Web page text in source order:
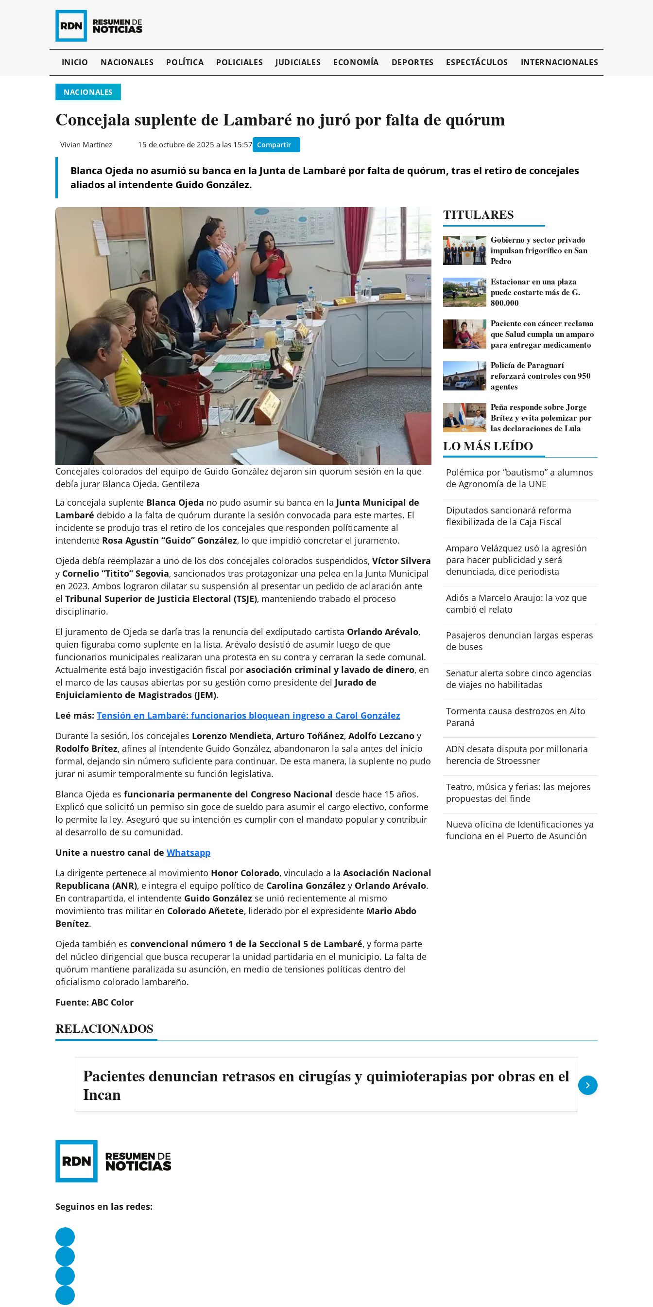
INICIO NACIONALES POLÍTICA POLICIALES JUDICIALES ECONOMÍA DEPORTES ESPECTÁCULOS INTERNACIONALES
NACIONALES
Concejala suplente de Lambaré no juró por falta de quórum
Vivian Martínez 15 de octubre de 2025 a las 15:57 Compartir
Blanca Ojeda no asumió su banca en la Junta de Lambaré por falta de quórum, tras el retiro de concejales
aliados al intendente Guido González.
Concejales colorados del equipo de Guido González dejaron sin quorum sesión en la que
debía jurar Blanca Ojeda. Gentileza
La concejala suplente Blanca Ojeda no pudo asumir su banca en la Junta Municipal de
Lambaré debido a la falta de quórum durante la sesión convocada para este martes. El
incidente se produjo tras el retiro de los concejales que responden políticamente al
intendente Rosa Agustín “Guido” González, lo que impidió concretar el juramento.
Ojeda debía reemplazar a uno de los dos concejales colorados suspendidos, Víctor Silvera
y Cornelio “Titito” Segovia, sancionados tras protagonizar una pelea en la Junta Municipal
en 2023. Ambos lograron dilatar su suspensión al presentar un pedido de aclaración ante
el Tribunal Superior de Justicia Electoral (TSJE), manteniendo trabado el proceso
disciplinario.
El juramento de Ojeda se daría tras la renuncia del exdiputado cartista Orlando Arévalo,
quien figuraba como suplente en la lista. Arévalo desistió de asumir luego de que
funcionarios municipales realizaran una protesta en su contra y cerraran la sede comunal.
Actualmente está bajo investigación fiscal por asociación criminal y lavado de dinero, en
el marco de las causas abiertas por su gestión como presidente del Jurado de
Enjuiciamiento de Magistrados (JEM).
Leé más: Tensión en Lambaré: funcionarios bloquean ingreso a Carol González
Durante la sesión, los concejales Lorenzo Mendieta, Arturo Toñánez, Adolfo Lezcano y
Rodolfo Brítez, afines al intendente Guido González, abandonaron la sala antes del inicio
formal, dejando sin número suficiente para continuar. De esta manera, la suplente no pudo
jurar ni asumir temporalmente su función legislativa.
Blanca Ojeda es funcionaria permanente del Congreso Nacional desde hace 15 años.
Explicó que solicitó un permiso sin goce de sueldo para asumir el cargo electivo, conforme
lo permite la ley. Aseguró que su intención es cumplir con el mandato popular y contribuir
al desarrollo de su comunidad.
Unite a nuestro canal de Whatsapp
La dirigente pertenece al movimiento Honor Colorado, vinculado a la Asociación Nacional
Republicana (ANR), e integra el equipo político de Carolina González y Orlando Arévalo.
En contrapartida, el intendente Guido González se unió recientemente al mismo
movimiento tras militar en Colorado Añetete, liderado por el expresidente Mario Abdo
Benítez.
Ojeda también es convencional número 1 de la Seccional 5 de Lambaré, y forma parte
del núcleo dirigencial que busca recuperar la unidad partidaria en el municipio. La falta de
quórum mantiene paralizada su asunción, en medio de tensiones políticas dentro del
oficialismo colorado lambareño.
Fuente: ABC Color
TITULARES
Gobierno y sector privado
impulsan frigorífico en San
Pedro
Estacionar en una plaza
puede costarte más de G.
800.000
Paciente con cáncer reclama
que Salud cumpla un amparo
para entregar medicamento
Policía de Paraguarí
reforzará controles con 950
agentes
Peña responde sobre Jorge
Brítez y evita polemizar por
las declaraciones de Lula
LO MÁS LEÍDO
Polémica por “bautismo” a alumnos
de Agronomía de la UNE
Diputados sancionará reforma
flexibilizada de la Caja Fiscal
Amparo Velázquez usó la agresión
para hacer publicidad y será
denunciada, dice periodista
Adiós a Marcelo Araujo: la voz que
cambió el relato
Pasajeros denuncian largas esperas
de buses
Senatur alerta sobre cinco agencias
de viajes no habilitadas
Tormenta causa destrozos en Alto
Paraná
ADN desata disputa por millonaria
herencia de Stroessner
Teatro, música y ferias: las mejores
propuestas del finde
Nueva oficina de Identificaciones ya
funciona en el Puerto de Asunción
RELACIONADOS
Pacientes denuncian retrasos en cirugías y quimioterapias por obras en el
Incan
Ollas
Seguinos en las redes: